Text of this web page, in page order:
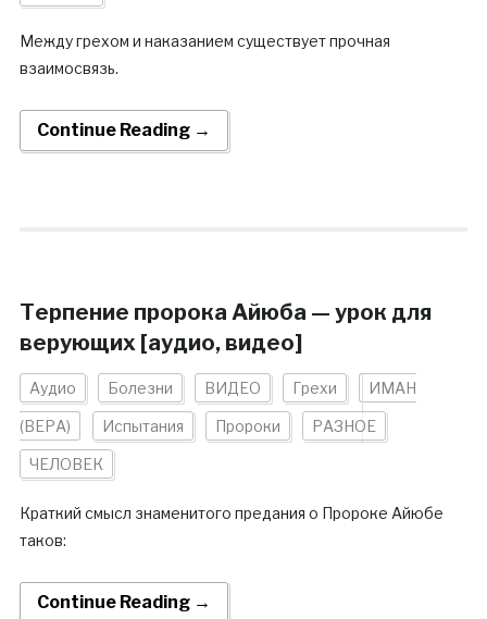
Между грехом и наказанием существует прочная
взаимосвязь.
Continue Reading →
Терпение пророка Айюба — урок для
верующих [аудио, видео]
Аудио Болезни ВИДЕО Грехи ИМАН
(ВЕРА) Испытания Пророки РАЗНОЕ
ЧЕЛОВЕК
Краткий смысл знаменитого предания о Пророке Айюбе
таков:
Continue Reading →